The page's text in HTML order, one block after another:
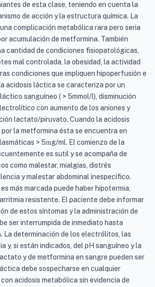
de esta clase, teniendo en cuenta la
de acción y la estructura química. La
complicación metabólica rara pero seria
acumulación de metformina. También
cantidad de condiciones fisiopatológicas,
mal controlada, la obesidad, la actividad
condiciones que impliquen hipoperfusión e
acidosis láctica se caracteriza por un
sanguíneo ( > 5mmol/l), disminución
con aumento de los aniones y
lactato/piruvato. Cuando la acidosis
la metformina ésta se encuentra en
> 5mg/ml. El comienzo de la
es sutil y se acompaña de
como malestar, mialgias, distrés
y malestar abdominal inespecífico.
más marcada puede haber hipotermia,
resistente. El paciente debe informar
de estos síntomas y la administración de
ser interrumpida de inmediato hasta
La determinación de los electrólitos, las
y, si están indicados, del pH sanguíneo y la
y de metformina en sangre pueden ser
debe sospecharse en cualquier
acidosis metabólica sin evidencia de